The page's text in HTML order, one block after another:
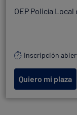
OEP Policía
Inscripción
Quiero mi plaza